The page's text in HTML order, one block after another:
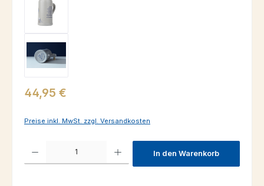
Regulärer Preis:
44,95 €
Preise inkl. MwSt. zzgl. Versandkosten
Produkt Anzahl: Gib den gewünschten Wert ein oder benutze die
In den Warenkorb